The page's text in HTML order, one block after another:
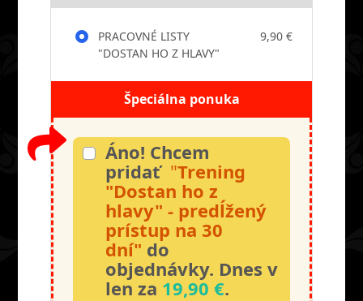
PRACOVNÉ LISTY
"DOSTAN HO Z HLAVY"
9,90 €
Špeciálna ponuka
Áno! Chcem
pridať "Trening
"Dostan ho z
hlavy" - predĺžený
prístup na 30
dní" do
objednávky. Dnes v
len za 19,90 €.